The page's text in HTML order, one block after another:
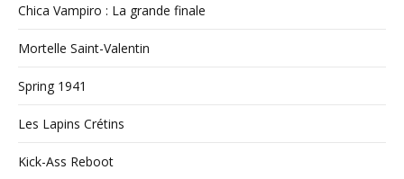
Chica Vampiro : La grande finale
Mortelle Saint-Valentin
Spring 1941
Les Lapins Crétins
Kick-Ass Reboot